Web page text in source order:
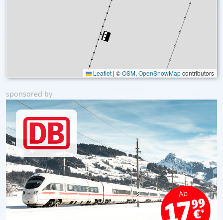
Leaflet | ©OSM, OpenSnowMapcontributors
sponsored by